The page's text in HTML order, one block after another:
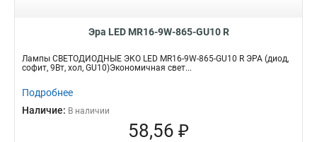
Эра LED MR16-9W-865-GU10 R
Лампы СВЕТОДИОДНЫЕ ЭКО LED MR16-9W-865-GU10 R ЭРА (диод,
софит, 9Вт, хол, GU10)Экономичная свет...
Подробнее
Наличие: В наличии
58,56 ₽